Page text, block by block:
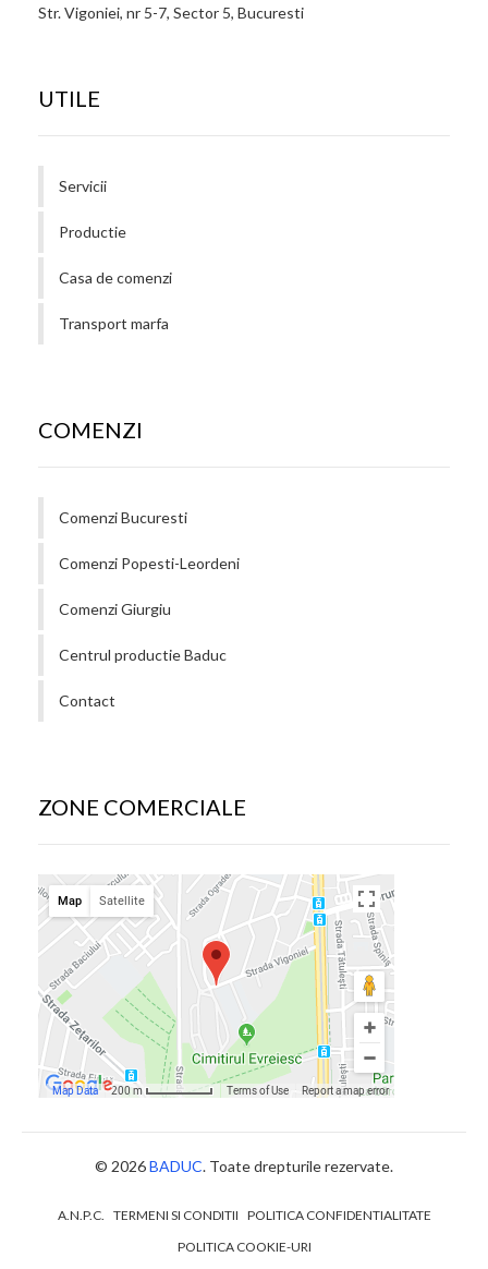
Str. Vigoniei, nr 5-7, Sector 5, Bucuresti
UTILE
Servicii
Productie
Casa de comenzi
Transport marfa
COMENZI
Comenzi Bucuresti
Comenzi Popesti-Leordeni
Comenzi Giurgiu
Centrul productie Baduc
Contact
ZONE COMERCIALE
© 2026BADUC. Toate drepturile rezervate.
A.N.P.C. TERMENI SI CONDITII POLITICA CONFIDENTIALITATE
POLITICA COOKIE-URI